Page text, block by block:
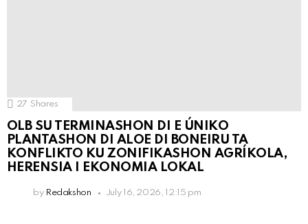
27 Shares
OLB SU TERMINASHON DI E ÚNIKO
PLANTASHON DI ALOE DI BONEIRU TA
KONFLIKTO KU ZONIFIKASHON AGRÍKOLA,
HERENSIA I EKONOMIA LOKAL
by Redakshon July 16, 2026, 12:15 pm